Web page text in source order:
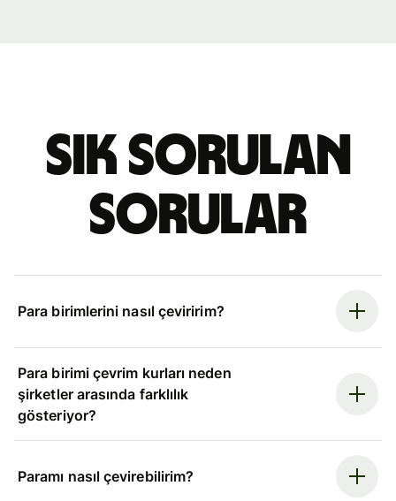
Sık sorulan
sorular
Para birimlerini nasıl çeviririm?
Para birimi çevrim kurları neden
şirketler arasında farklılık
gösteriyor?
Paramı nasıl çevirebilirim?